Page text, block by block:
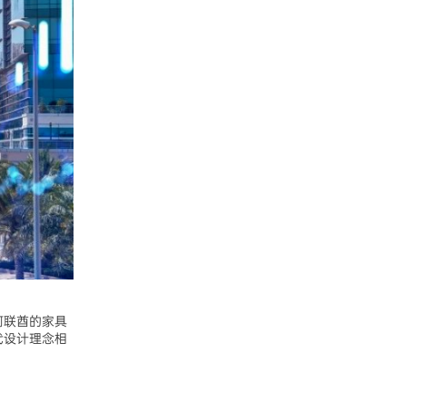
酋的家具
计理念相